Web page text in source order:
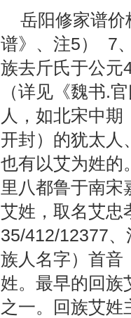
岳阳修家谱价
谱》、注5） 7
族去斤氏于公元
（详见《魏书.
人，如北宋中
开封）的犹太人
也有以艾为姓的
里八都鲁于南宋
艾姓，取名艾忠
35/412/12377
族人名字）首音
姓。最早的回族
之一。回族艾姓